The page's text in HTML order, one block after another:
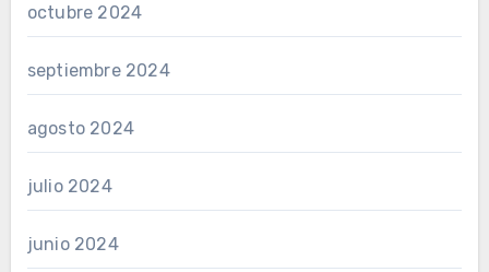
octubre 2024
septiembre 2024
agosto 2024
julio 2024
junio 2024